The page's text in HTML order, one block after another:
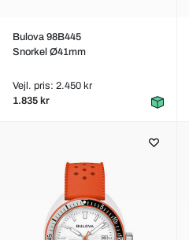
Bulova 98B445
Snorkel Ø41mm
Vejl. pris: 2.450 kr
1.835 kr